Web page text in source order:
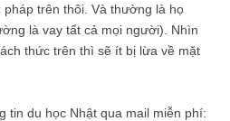
trên thôi. Và thường là họ
là vay tất cả mọi người). Nhìn
thức trên thì sẽ ít bị lừa về mặt
tin du học Nhật qua mail miễn phí: